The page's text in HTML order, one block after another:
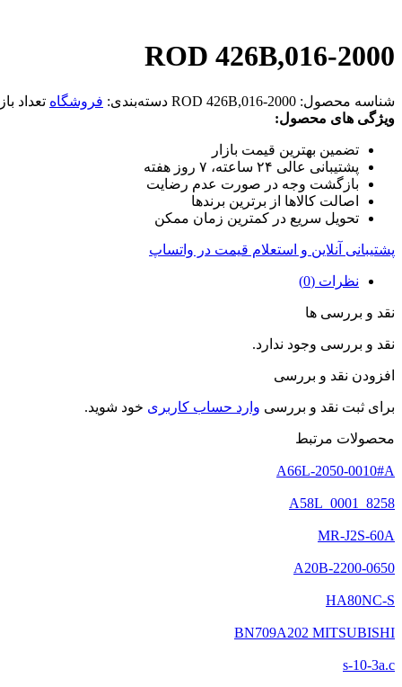
ROD 426B,016-2000
شناسه محصول: ROD 426B,016-2000 دسته‌بندی: فروشگاه تعداد
ویژگی های محصول:
تضمین بهترین قیمت بازار
پشتیبانی عالی ۲۴ ساعته، ۷ روز هفته
بازگشت وجه در صورت عدم رضایت
اصالت کالاها از برترین برندها
تحویل سریع در کمترین زمان ممکن
پشتیبانی آنلاین و استعلام قیمت در واتساپ
نظرات (0)
نقد و بررسی ها
نقد و بررسی وجود ندارد.
افزودن نقد و بررسی
برای ثبت نقد و بررسی وارد حساب کاربری خود شوید.
محصولات مرتبط
A66L-2050-0010#A
A58L_0001_8258
MR-J2S-60A
A20B-2200-0650
HA80NC-S
BN709A202 MITSUBISHI
s-10-3a.c